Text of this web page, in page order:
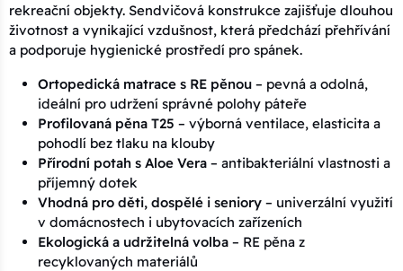
rekreační objekty. Sendvičová konstrukce zajišťuje dlouhou
životnost a vynikající vzdušnost, která předchází přehřívání
a podporuje hygienické prostředí pro spánek.
Ortopedická matrace s RE pěnou – pevná a odolná,
ideální pro udržení správné polohy páteře
Profilovaná pěna T25 – výborná ventilace, elasticita a
pohodlí bez tlaku na klouby
Přírodní potah s Aloe Vera – antibakteriální vlastnosti a
příjemný dotek
Vhodná pro děti, dospělé i seniory – univerzální využití
v domácnostech i ubytovacích zařízeních
Ekologická a udržitelná volba – RE pěna z
recyklovaných materiálů